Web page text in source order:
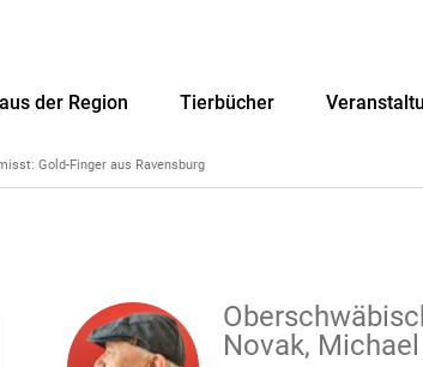
der Region Tierbücher
Gold-Finger aus Ravensburg
Novak,